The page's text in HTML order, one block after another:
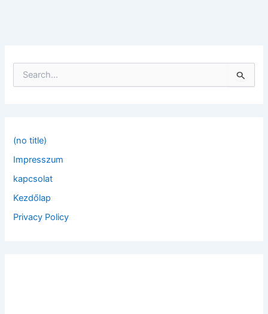
f
r
:
(no title)
Impresszum
kapcsolat
Kezdőlap
Privacy Policy